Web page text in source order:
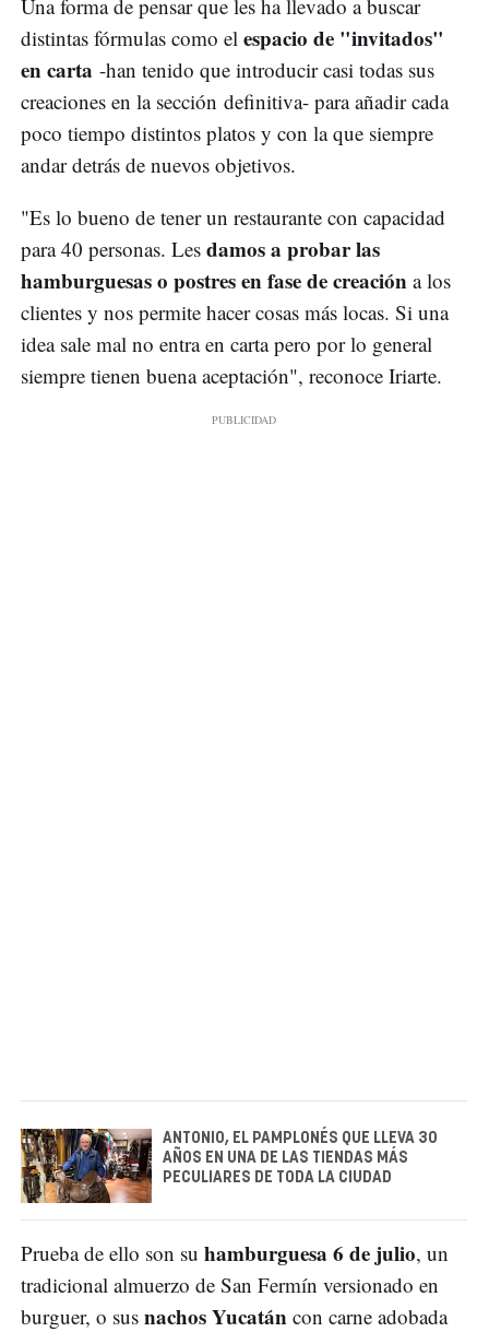
Una forma de pensar que les ha llevado a buscar
distintas fórmulas como el espacio de "invitados"
en carta -han tenido que introducir casi todas sus
creaciones en la sección definitiva- para añadir cada
poco tiempo distintos platos y con la que siempre
andar detrás de nuevos objetivos.
"Es lo bueno de tener un restaurante con capacidad
para 40 personas. Les damos a probar las
hamburguesas o postres en fase de creación a los
clientes y nos permite hacer cosas más locas. Si una
idea sale mal no entra en carta pero por lo general
siempre tienen buena aceptación", reconoce Iriarte.
ANTONIO, EL PAMPLONÉS QUE LLEVA 30
AÑOS EN UNA DE LAS TIENDAS MÁS
PECULIARES DE TODA LA CIUDAD
Prueba de ello son su hamburguesa 6 de julio, un
tradicional almuerzo de San Fermín versionado en
burguer, o sus nachos Yucatán con carne adobada